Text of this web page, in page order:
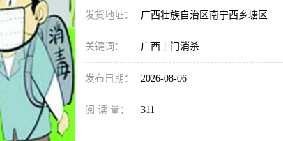
发货地址： 广西壮族自治区南宁西乡塘区
关键词： 广西上门消杀
发布日期： 2026-08-06
阅 读 量： 311